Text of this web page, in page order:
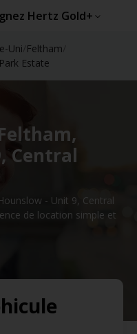
Hertz Gold+
Uni Feltham
Estate
Central
- Unit 9, Central
de location simple et